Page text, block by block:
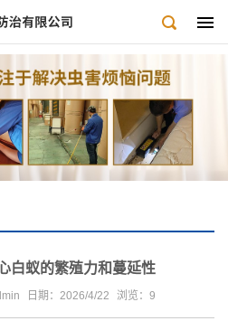
白蚁的繁殖力和蔓延性
日期：2026/4/22 浏览： 9